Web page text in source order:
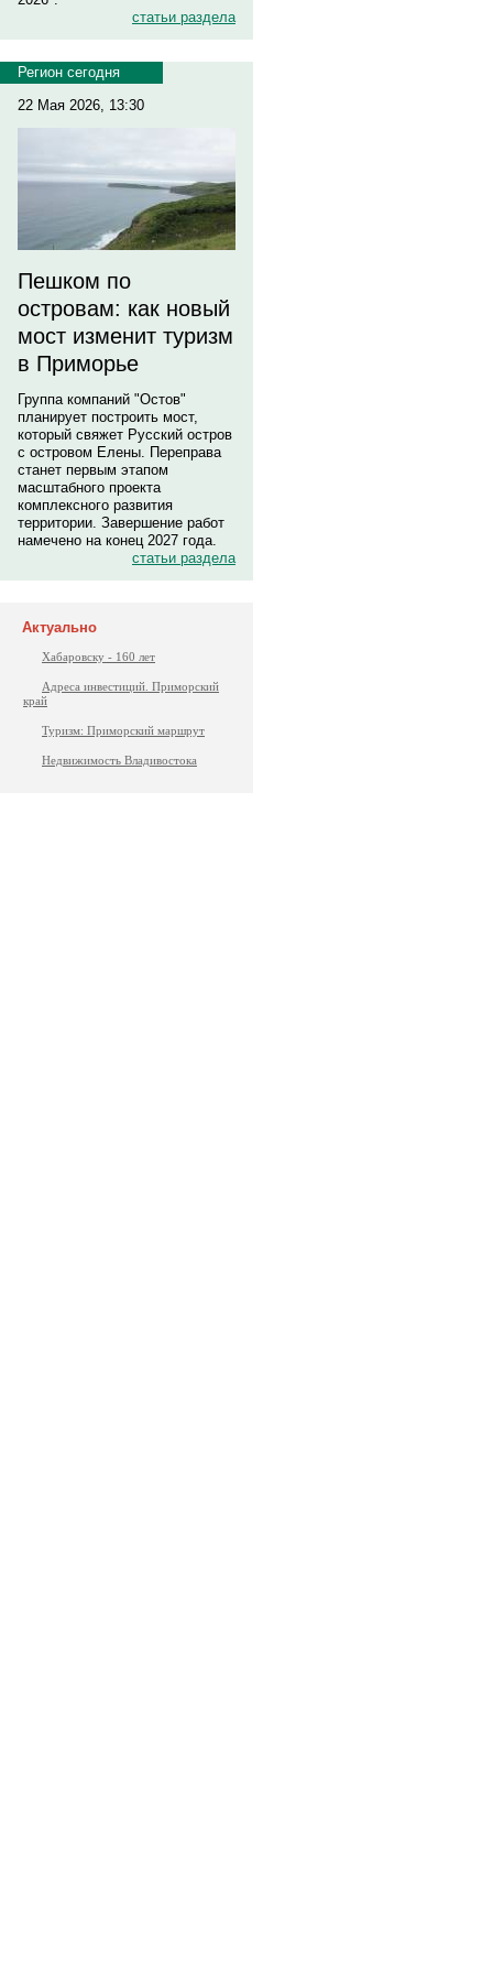
статьи раздела
Регион сегодня
22 Мая 2026, 13:30
Пешком по
островам: как новый
мост изменит туризм
в Приморье
Группа компаний "Остов"
планирует построить мост,
который свяжет Русский остров
с островом Елены. Переправа
станет первым этапом
масштабного проекта
комплексного развития
территории. Завершение работ
намечено на конец 2027 года.
статьи раздела
Актуально
Хабаровску - 160 лет
Адреса инвестиций. Приморский
край
Туризм: Приморский маршрут
Недвижимость Владивостока